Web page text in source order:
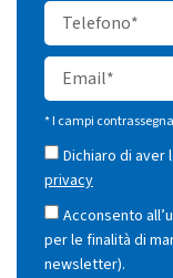
* I campi
Dichiaro di
privacy
Acconsento
per le finalità di
newsletter).